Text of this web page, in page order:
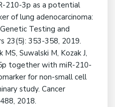
210-3p as a potential
of lung adenocarcinoma:
Testing and
23(5): 353-358, 2019.
Suwalski M, Kozak J,
together with miR-210-
for non-small cell
study. Cancer
2018.